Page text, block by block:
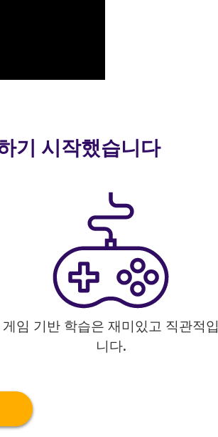
기 시작했습니다
게임 기반 학습은 재미있고 직관적입
니다.